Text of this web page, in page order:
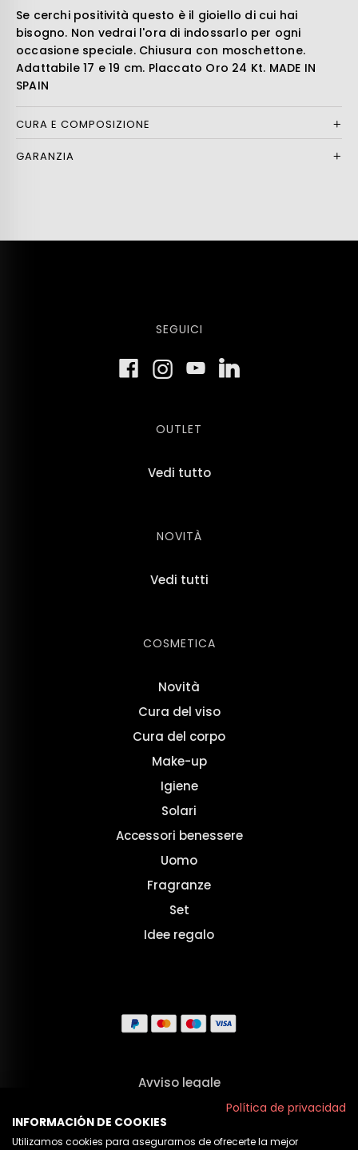
Se cerchi positività questo è il gioiello di cui hai
bisogno. Non vedrai l'ora di indossarlo per ogni
occasione speciale. Chiusura con moschettone.
Adattabile 17 e 19 cm. Placcato Oro 24 Kt. MADE IN
SPAIN
CURA E COMPOSIZIONE
GARANZIA
SEGUICI
OUTLET
Vedi tutto
NOVITÀ
Vedi tutti
COSMETICA
Novità
Cura del viso
Cura del corpo
Make-up
Igiene
Solari
Accessori benessere
Uomo
Fragranze
Set
Idee regalo
Avviso legale
Termini e CondizioniPolítica de privacidad
INFORMACIÓN DE COOKIES
Utilizamos cookies para asegurarnos de ofrecerte la mejor